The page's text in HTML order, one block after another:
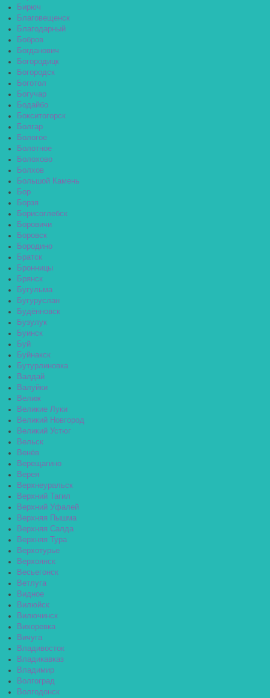
Бирюч
Благовещенск
Благодарный
Бобров
Богданович
Богородицк
Богородск
Боготол
Богучар
Бодайбо
Бокситогорск
Болгар
Бологое
Болотное
Болохово
Болхов
Большой Камень
Бор
Борзя
Борисоглебск
Боровичи
Боровск
Бородино
Братск
Бронницы
Брянск
Бугульма
Бугуруслан
Будённовск
Бузулук
Буинск
Буй
Буйнакск
Бутурлиновка
Валдай
Валуйки
Велиж
Великие Луки
Великий Новгород
Великий Устюг
Вельск
Венёв
Верещагино
Верея
Верхнеуральск
Верхний Тагил
Верхний Уфалей
Верхняя Пышма
Верхняя Салда
Верхняя Тура
Верхотурье
Верхоянск
Весьегонск
Ветлуга
Видное
Вилюйск
Вилючинск
Вихоревка
Вичуга
Владивосток
Владикавказ
Владимир
Волгоград
Волгодонск